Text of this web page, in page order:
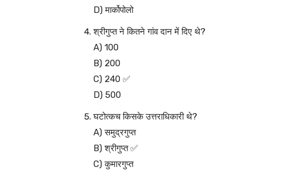
D) मार्कोपोलो
श्रीगुप्त ने कितने गांव दान में दिए थे?
A) 100
B) 200
C) 240 ✅
D) 500
घटोत्कच किसके उत्तराधिकारी थे?
A) समुद्रगुप्त
B) श्रीगुप्त ✅
C) कुमारगुप्त